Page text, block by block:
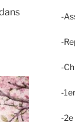
-
-
-
-
-